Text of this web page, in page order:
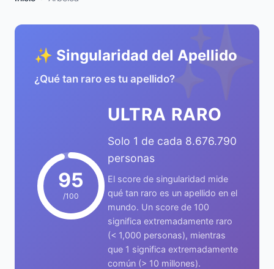
✨
✨ Singularidad del Apellido
¿Qué tan raro es tu apellido?
95
/100
ULTRA RARO
Solo 1 de cada 8.676.790
personas
El score de singularidad mide
qué tan raro es un apellido en el
mundo. Un score de 100
significa extremadamente raro
(< 1,000 personas), mientras
que 1 significa extremadamente
común (> 10 millones).